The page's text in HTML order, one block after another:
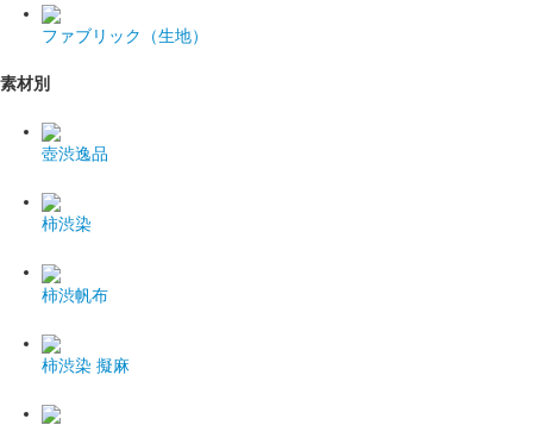
ファブリック（生地）
素材別
壺渋逸品
柿渋染
柿渋帆布
柿渋染 擬麻